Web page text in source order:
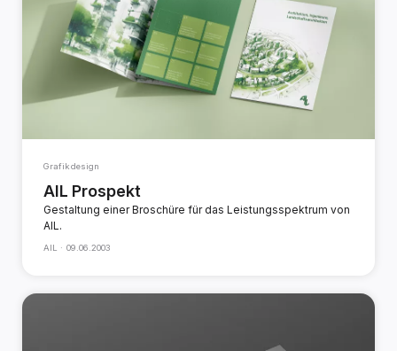
Grafikdesign
AIL Prospekt
Gestaltung einer Broschüre für das Leistungsspektrum von
AIL.
AIL · 09.06.2003